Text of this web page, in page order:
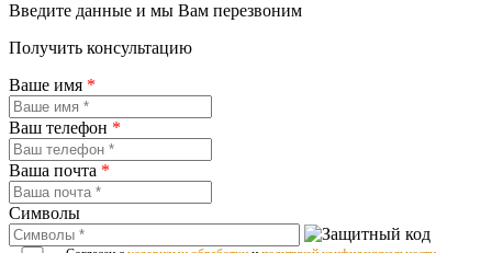
Введите данные и мы Вам перезвоним
Получить консультацию
Ваше имя *
Ваш телефон *
Ваша почта *
Символы